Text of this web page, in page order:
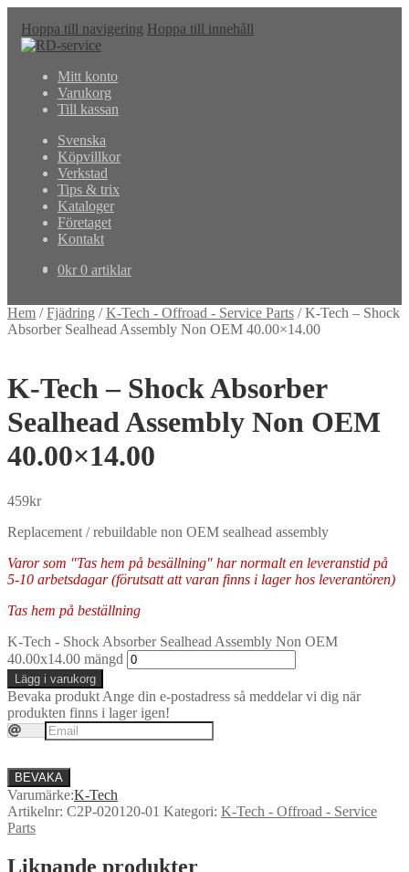
Hoppa till navigering Hoppa till innehåll
Mitt konto
Varukorg
Till kassan
Svenska
Köpvillkor
Verkstad
Tips & trix
Kataloger
Företaget
Kontakt
0kr 0 artiklar
Hem /Fjädring /K-Tech - Offroad - Service Parts /K-Tech – Shock
Absorber Sealhead Assembly Non OEM 40.00×14.00
K-Tech – Shock Absorber
Sealhead Assembly Non OEM
40.00×14.00
459kr
Replacement / rebuildable non OEM sealhead assembly
Varor som "Tas hem på besällning" har normalt en leveranstid på
5-10 arbetsdagar (förutsatt att varan finns i lager hos leverantören)
Tas hem på beställning
K-Tech - Shock Absorber Sealhead Assembly Non OEM
40.00x14.00 mängd
Lägg i varukorg
Bevaka produkt Ange din e-postadress så meddelar vi dig när
produkten finns i lager igen!
BEVAKA
Varumärke:K-Tech
Artikelnr: C2P-020120-01 Kategori: K-Tech - Offroad - Service
Parts
Liknande produkter